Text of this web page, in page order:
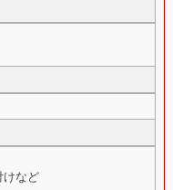
けなど